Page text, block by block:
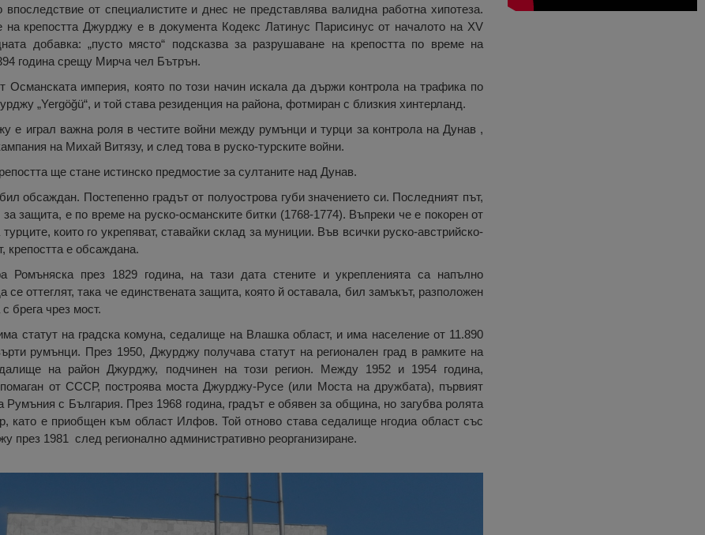
впоследствие от специалистите и днес не представлява валидна работна хипотеза.
на крепостта Джурджу е в документа Кодекс Латинус Парисинус от началото на XV
добавка: „пусто място“ подсказва за разрушаване на крепостта по време на
година срещу Мирча чел Бътрън.
Османската империя, която по този начин искала да държи контрола на трафика по
„Yergöğü“, и той става резиденция на района, фотмиран с близкия хинтерланд.
е играл важна роля в честите войни между румънци и турци за контрола на Дунав ,
на Михай Витязу, и след това в руско-турските войни.
ще стане истинско предмостие за султаните над Дунав.
обсаждан. Постепенно градът от полуострова губи значението си. Последният път,
за защита, е по време на руско-османските битки (1768-1774). Въпреки че е покорен от
които го укрепяват, ставайки склад за муниции. Във всички руско-австрийско-
крепостта е обсаждана.
през 1829 година, на тази дата стените и укрепленията са напълно
се оттеглят, така че единствената защита, която й оставала, бил замъкът, разположен
брега чрез мост.
статут на градска комуна, седалище на Влашка област, и има население от 11.890
румънци. През 1950, Джурджу получава статут на регионален град в рамките на
на район Джурджу, подчинен на този регион. Между 1952 и 1954 година,
от СССР, построява моста Джурджу-Русе (или Моста на дружбата), първият
Румъния с България. През 1968 година, градът е обявен за община, но загубва ролята
като е приобщен към област Илфов. Той отново става седалище нгодиа област със
през 1981 след регионално административно реорганизиране.